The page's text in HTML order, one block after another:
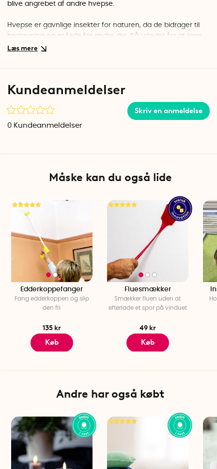
blive angrebet af andre hvepse.
Hvepse er gavnlige insekter for naturen, da de bidrager til
bestøvning og er føde for andre dyr. Så i stedet for at jage
dem, kan du med en hvepseforskrækkelse lade hvepse
For at hvepseskræmmeren skal have en effekt, skal der ikke
eventuelle hvepsebo inden hvepseskræmmeren monteres.
Hvepseskræmmeren hænges nemt i hullet, der sidder
Diameter: ca 27 cm øverst og 4 cm forneden
Pakken indeholder 2 hvepseskræmmere
Kundeanmeldelser
Skriv en anmeldelse
0 Kundeanmeldelser
Måske kan du også lide
Edderkoppefanger
Fang edderkoppen og slip
den fri
135 kr
Køb
Fluesmækker
Smækker fluen uden at
efterlade et spor på vinduet
49 kr
Køb
Andre har også købt